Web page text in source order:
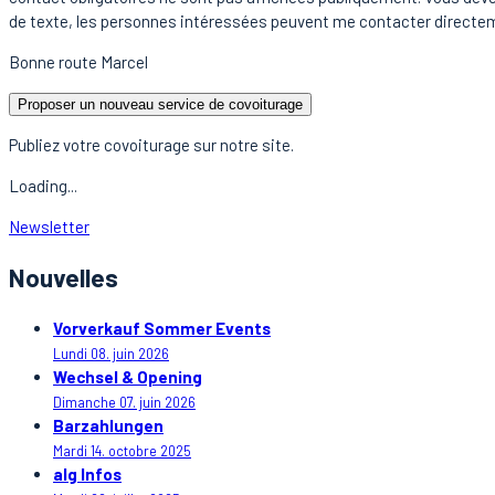
de texte, les personnes intéressées peuvent me contacter
Bonne route Marcel
Proposer un nouveau service de covoiturage
Publiez votre covoiturage sur notre site.
Loading...
Newsletter
Nouvelles
Vorverkauf Sommer Events
Lundi 08. juin 2026
Wechsel & Opening
Dimanche 07. juin 2026
Barzahlungen
Mardi 14. octobre 2025
alg Infos